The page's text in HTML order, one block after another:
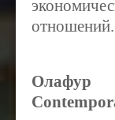
отношений.
Олафур